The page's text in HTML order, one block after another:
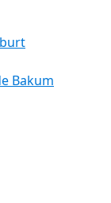
Bakum